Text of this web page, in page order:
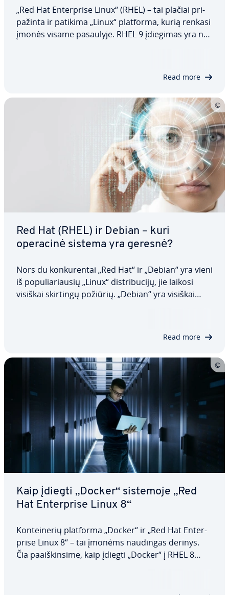
„Red Hat En­ter­pri­se Linux“ (RHEL) – tai plačiai pri­
pa­žin­ta ir patikima „Linux“ platforma, kurią renkasi
įmonės visame pasaulyje. RHEL 9 įdiegimas yra ne­
Read more
Red Hat (RHEL) ir Debian – kuri
operacinė sistema yra geresnė?
Nors du kon­ku­ren­tai „Red Hat“ ir „Debian“ yra vieni
iš po­pu­lia­riau­sių „Linux“ dist­ri­bu­ci­jų, jie laikosi
visiškai skirtingų požiūrių. „Debian“ yra visiškai
prog­ra­mi­nę įrangą, o nuo­sa­vy­bi­nė „RHEL“ yra…
Read more
Kaip įdiegti „Docker“ sistemoje „Red
Hat En­ter­pri­se Linux 8“
Kon­t­ei­ne­rių platforma „Docker“ ir „Red Hat En­ter­
pri­se Linux 8“ – tai įmonėms naudingas derinys.
Čia pa­aiš­kin­si­me, kaip įdiegti „Docker“ į RHEL 8